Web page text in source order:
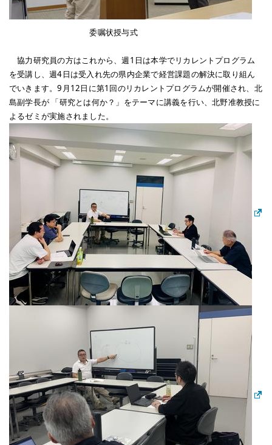
委嘱状授与式
協力研究員の方はこれから、週1日は本学でリカレントプログラム
を受講し、週4日は受入れ先の県内企業で経営課題の解決に取り組ん
でいきます。9月12日に第1回のリカレントプログラムが開催され、北
島副学長が 「研究とは何か？」をテーマに講義を行い、北野准教授に
よるゼミが実施されました。